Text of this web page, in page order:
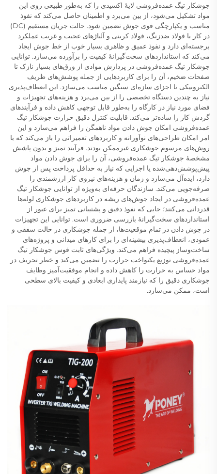
جوشکار تیگ عمده‌فروشی لایهٔ اکسیدی را که به‌طور طبیعی روی این
مواد تشکیل می‌شود، از بین می‌برد و اطمینان حاصل می‌کند که نفوذ
مناسب و یکپارچگی قوی جوش تضمین شود. حالت جریان مستقیم (DC)
در کار با فولاد ضدزنگ، فولاد کربنی و آلیاژهای عجیب و غریب عملکرد
برجسته‌ای دارد و نفوذ عمیق و ظاهری بسیار خوب از خط جوش ایجاد
می‌کند که استانداردهای سخت‌گیرانهٔ کیفیت را برآورده می‌سازد. توانایی
جوشکار تیگ عمده‌فروشی در پردازش موادی از ورق‌های بسیار نازک تا
صفحات ضخیم، آن را برای کاربردهایی از جمله پوشش‌های ظریف
الکترونیکی تا اجزای سازه‌ای سنگین مناسب می‌سازد. این انعطاف‌پذیری
نیاز به چندین دستگاه تخصصی را از بین می‌برد و هزینه‌های تجهیزات و
فضای مورد نیاز در کارگاه را به‌طور قابل توجهی کاهش داده و فرآیندهای
گردش کار را ساده‌تر می‌کند. قابلیت کنترل دقیق حرارت جوشکار تیگ
عمده‌فروشی امکان جوش دادن مواد ناهمگن را فراهم می‌سازد و این
امر امکان طراحی‌های نوآورانه و کاربردهای تعمیراتی را باز می‌کند که با
روش‌های مرسوم جوشکاری غیرممکن بودند. فرآیند تمیز و بدون پاشش
مشخصهٔ جوشکار تیگ عمده‌فروشی، آن را برای جوش دادن مواد
پیش‌پوشش‌دهی‌شده یا اجزایی که نیاز به حداقل پرداخت پس از جوش
دارد، ایده‌آل می‌سازد و زمان و هزینه‌های نیروی کار ارزشمندی را
صرفه‌جویی می‌کند. سازندگان حرفه‌ای به‌ویژه از توانایی جوشکار تیگ
عمده‌فروشی در ایجاد جوش‌های ریشه در کاربردهای جوشکاری لوله‌ها
قدردانی می‌کنند؛ جایی که نفوذ دقیق و پشتیبانی تمیز برای عبور از
استانداردهای سخت‌گیرانهٔ بازرسی ضروری است. توانایی این تجهیزات
در جوش دادن در تمام موقعیت‌ها، از جمله جوشکاری در حالت سقفی و
عمودی، انعطاف‌پذیری بیشینه‌ای را برای کارهای میدانی و پروژه‌های
ساخت‌وساز پیچیده فراهم می‌کند. ویژگی‌های ثابت قوس جوشکار تیگ
عمده‌فروشی توزیع یکنواخت حرارت را تضمین می‌کند و خطر تحریف در
مواد حساس به حرارت را کاهش داده و انجام موفقیت‌آمیز وظایف
جوشکاری دقیق را که نیازمند پایداری ابعادی و کیفیت بالای سطحی
است، ممکن می‌سازد.